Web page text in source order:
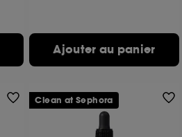
Ajouter au panier
Clean at Sephora